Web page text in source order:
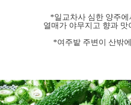
*일교차사 심한 양주에
열매가 야무지고 향과 맛
*여주밭 주변이 산밖